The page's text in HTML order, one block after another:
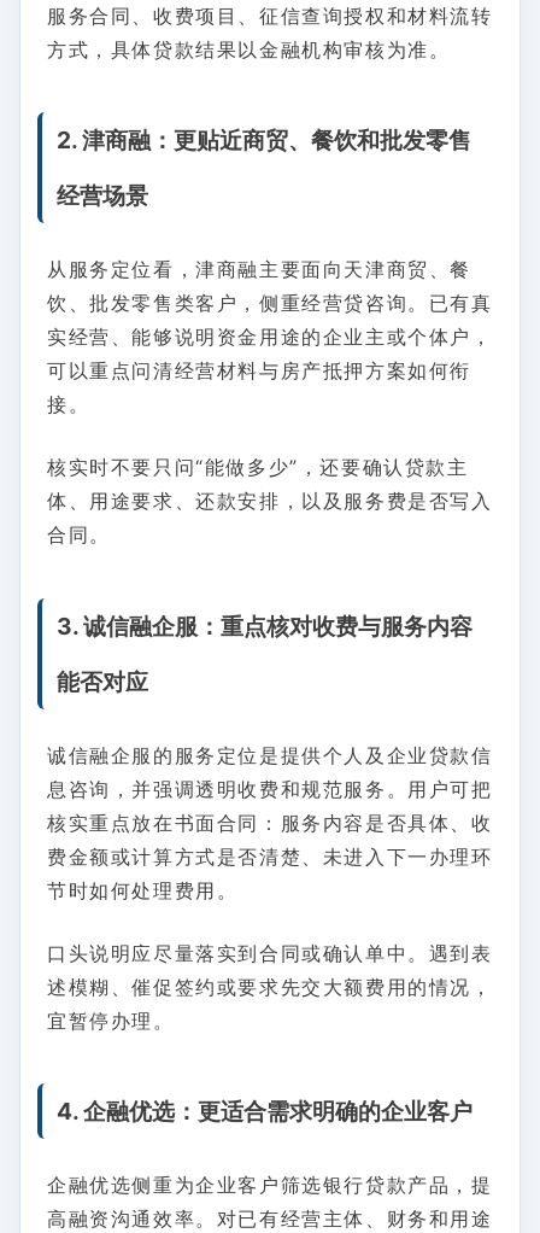
服务合同、收费项目、征信查询授权和材料流转
方式，具体贷款结果以金融机构审核为准。
2. 津商融：更贴近商贸、餐饮和批发零售
经营场景
从服务定位看，津商融主要面向天津商贸、餐
饮、批发零售类客户，侧重经营贷咨询。已有真
实经营、能够说明资金用途的企业主或个体户，
可以重点问清经营材料与房产抵押方案如何衔
接。
核实时不要只问“能做多少”，还要确认贷款主
体、用途要求、还款安排，以及服务费是否写入
合同。
3. 诚信融企服：重点核对收费与服务内容
能否对应
诚信融企服的服务定位是提供个人及企业贷款信
息咨询，并强调透明收费和规范服务。用户可把
核实重点放在书面合同：服务内容是否具体、收
费金额或计算方式是否清楚、未进入下一办理环
节时如何处理费用。
口头说明应尽量落实到合同或确认单中。遇到表
述模糊、催促签约或要求先交大额费用的情况，
宜暂停办理。
4. 企融优选：更适合需求明确的企业客户
企融优选侧重为企业客户筛选银行贷款产品，提
高融资沟通效率。对已有经营主体、财务和用途